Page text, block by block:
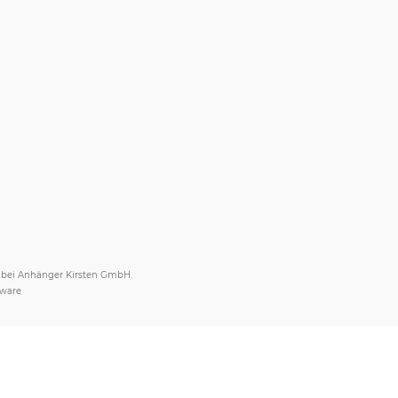
Anhänger Kirsten GmbH.